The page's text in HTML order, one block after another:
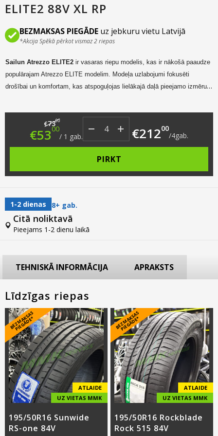
ELITE2 88V XL RP
BEZMAKSAS PIEGĀDE uz jebkuru vietu Latvijā
*Akcija Spēkā pērkot vismaz 2 riepas
Sailun Atrezzo ELITE2 ir vasaras riepu modelis, kas ir nākošā paaudze
populārajam Atrezzo ELITE modelim. Modeļa uzlabojumi fokusēti
drošībai un komfortam, kas atspoguļojas lielākajā daļā pieejamo izmēru
spektram, tai skaitā hibrīda un elektro automašīnām.
€7300 Original price was: €73.00.
€5300 Current price is: €53.00.
/ 1 gab. €21200
/4gab.
PIRKT
1-2 dienas 8+ gab.
Citā noliktavā
Pieejams 1-2 dienu laikā
TEHNISKĀ INFORMĀCIJA APRAKSTS
Līdzīgas riepas
B
E
Z
M
A
K
S
A
S
PI
E
G
Ā
D
E
*
ATLAIDE
UZ VIETAS MMK
195/50R16 Sunwide
RS-one 84V
B
E
Z
M
A
K
S
A
S
PI
E
G
Ā
D
E
*
ATLAIDE
UZ VIETAS MMK
195/50R16 Rockblade
Rock 515 84V